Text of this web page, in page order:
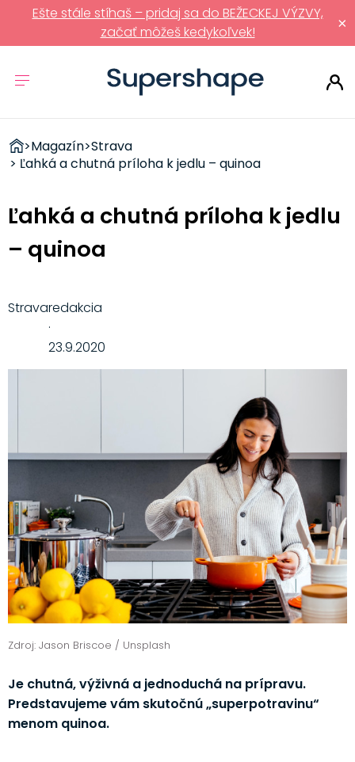
×
Ešte stále stíhaš – pridaj sa do BEŽECKEJ VÝZVY,
začať môžeš kedykoľvek!
ZDRAVÉ
RÝCHLOVKY
>Magazín>Strava
> Ľahká a chutná príloha k jedlu – quinoa
Ľahká a chutná príloha k jedlu
– quinoa
Zdroj: Jason Briscoe / Unsplash
Je chutná, výživná a jednoduchá na prípravu.
Predstavujeme vám skutočnú „superpotravinu“
menom quinoa.
Stravaredakcia
·
23.9.2020